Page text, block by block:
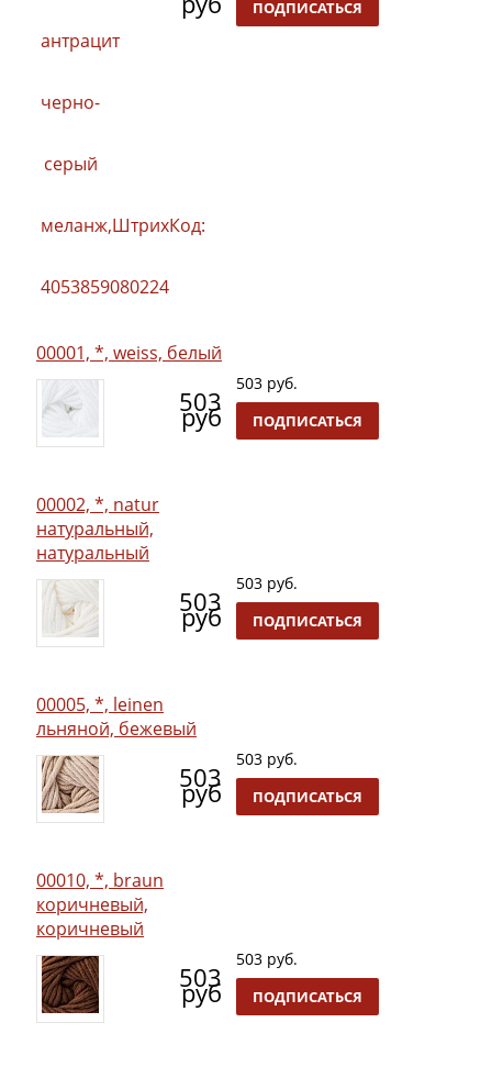
ПОДПИСАТЬСЯ
00001, *, weiss, белый
503
руб
503 руб.
ПОДПИСАТЬСЯ
00002, *, natur
натуральный,
натуральный
503
руб
503 руб.
ПОДПИСАТЬСЯ
00005, *, leinen
льняной, бежевый
503
руб
503 руб.
ПОДПИСАТЬСЯ
00010, *, braun
коричневый,
коричневый
503
руб
503 руб.
ПОДПИСАТЬСЯ